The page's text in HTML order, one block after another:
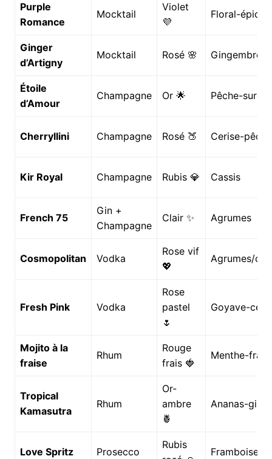
Purple
Romance
Mocktail
Violet
💜
Floral-épicé
Ginger
d’Artigny
Mocktail Rosé 🌸 Gingembre
Étoile
d’Amour
Champagne Or 🌟 Pêche-
Cherryllini Champagne Rosé 🍑 Cerise-pêche
Kir Royal Champagne Rubis 💎 Cassis
French 75
Gin +
Champagne
Clair ✨ Agrumes
Cosmopolitan Vodka
Rose vif
💖
Agrumes/
Fresh Pink Vodka
Rose
pastel
🌷
Goyave-
Mojito à la
fraise
Rhum
Rouge
frais 🍓
Menthe-
Tropical
Kamasutra
Rhum
Or-
ambre
🍍
Ananas-
Love Spritz Prosecco
Rubis
Framboise